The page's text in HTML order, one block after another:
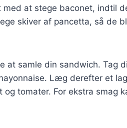
at stege baconet, indtil
skiver af pancetta, så de
at samle din sandwich. Tag
Læg derefter et
tomater. For ekstra smag